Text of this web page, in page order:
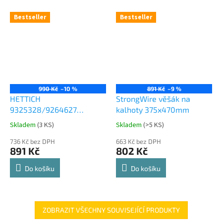
Bestseller
990 Kč –10 %
HETTICH
9325328/9264627
Comfort Spin 360° otočná
police 8kg
Průměrné
produktu
je
4,8
Skladem (3 KS)
736 Kč bez DPH
891 Kč
Do košíku
Bestseller
891 Kč –9 %
StrongWire věšák na
kalhoty 375x470mm
Průměrné
produktu
je
4,8
Skladem (>5 KS)
663 Kč bez DPH
802 Kč
Do košíku
ZOBRAZIT VŠECHNY SOUVISEJÍCÍ PRODUKTY